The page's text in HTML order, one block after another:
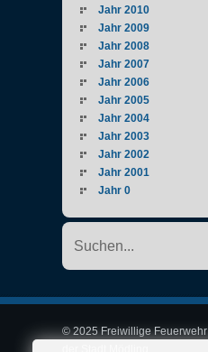
Jahr 2010
Jahr 2009
Jahr 2008
Jahr 2007
Jahr 2006
Jahr 2005
Jahr 2004
Jahr 2003
Jahr 2002
Jahr 2001
Jahr 0
© 2025 Freiwillige Feuerwehr